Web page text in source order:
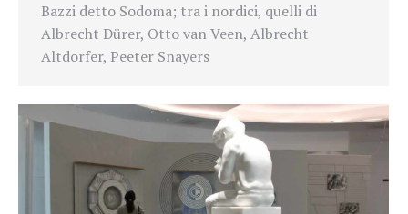
Bazzi detto Sodoma; tra i nordici, quelli di
Albrecht Dürer, Otto van Veen, Albrecht
Altdorfer, Peeter Snayers